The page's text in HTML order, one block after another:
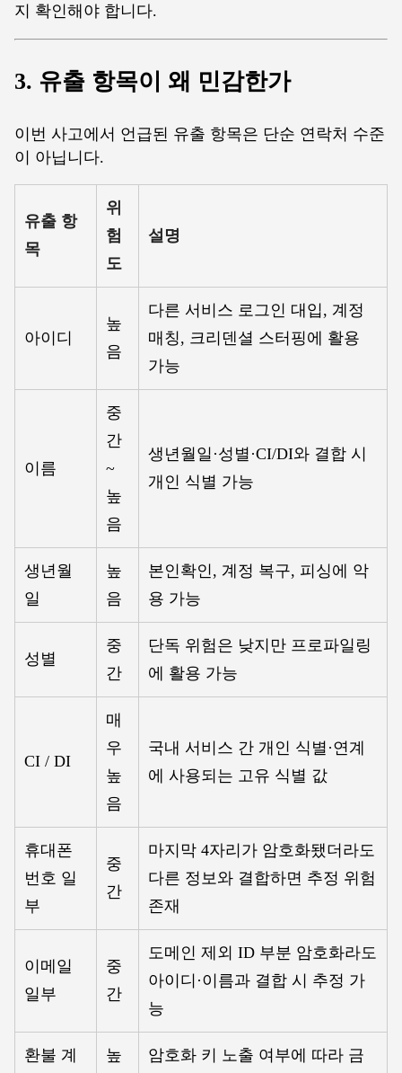
지 확인해야 합니다.
3. 유출 항목이 왜 민감한가
이번 사고에서 언급된 유출 항목은 단순 연락처 수준
이 아닙니다.
유출 항
목
위
험
도
설명
아이디
높
음
다른 서비스 로그인 대입, 계정
매칭, 크리덴셜 스터핑에 활용
가능
이름
중
간
~
높
음
생년월일·성별·CI/DI와 결합 시
개인 식별 가능
생년월
일
높
음
본인확인, 계정 복구, 피싱에 악
용 가능
성별
중
간
단독 위험은 낮지만 프로파일링
에 활용 가능
CI / DI
매
우
높
음
국내 서비스 간 개인 식별·연계
에 사용되는 고유 식별 값
휴대폰
번호 일
부
중
간
마지막 4자리가 암호화됐더라도
다른 정보와 결합하면 추정 위험
존재
이메일
일부
중
간
도메인 제외 ID 부분 암호화라도
아이디·이름과 결합 시 추정 가
능
환불 계
높
암호화 키 노출 여부에 따라 금